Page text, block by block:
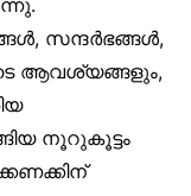
സന്ദർഭങ്ങൾ,
ആവശ്യങ്ങളും,
നൂറുകൂട്ടം